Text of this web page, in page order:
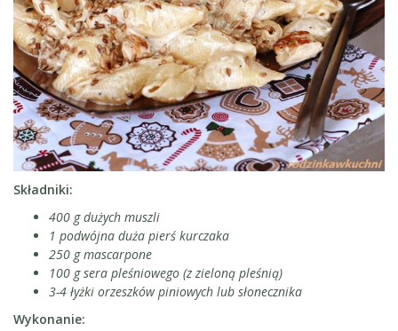
Składniki:
400 g dużych muszli
1 podwójna duża pierś kurczaka
250 g mascarpone
100 g sera pleśniowego (z zieloną pleśnią)
3-4 łyżki orzeszków piniowych lub słonecznika
Wykonanie: